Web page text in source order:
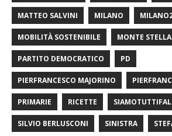
MATTEO SALVINI MILANO
MOBILITÀ SOSTENIBILE MONTE STELLA
PARTITO DEMOCRATICO PD
PIERFRANCESCO MAJORINO
PRIMARIE RICETTE
SILVIO BERLUSCONI SINISTRA